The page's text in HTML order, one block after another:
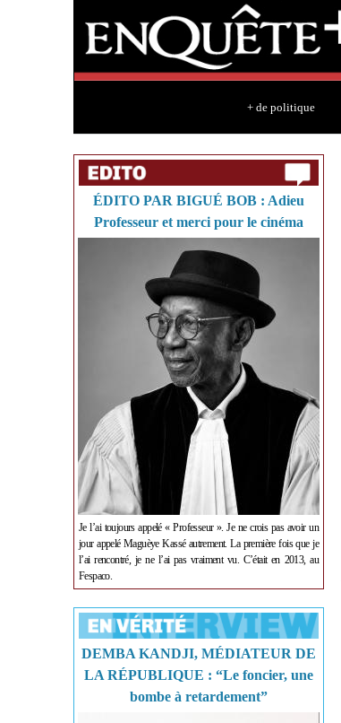
+ de politique
ÉDITO PAR BIGUÉ BOB : Adieu
Professeur et merci pour le cinéma
Je l’ai toujours appelé « Professeur ». Je ne crois pas avoir un
jour appelé Maguèye Kassé autrement. La première fois que je
l’ai rencontré, je ne l’ai pas vraiment vu. C’était en 2013, au
Fespaco.
DEMBA KANDJI, MÉDIATEUR DE
LA RÉPUBLIQUE : “Le foncier, une
bombe à retardement”